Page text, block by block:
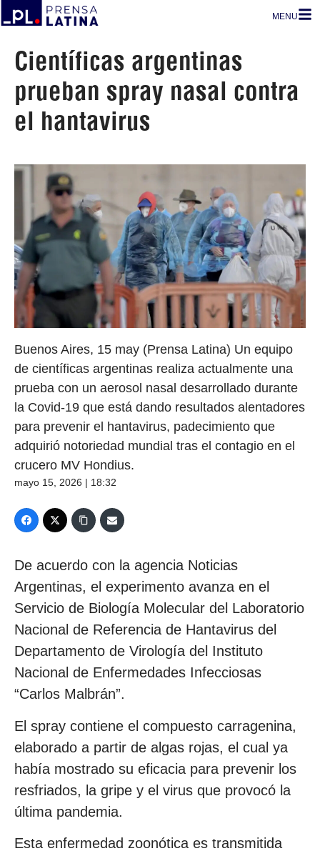
MENU
Científicas argentinas
prueban spray nasal contra
el hantavirus
Buenos Aires, 15 may (Prensa Latina) Un equipo
de científicas argentinas realiza actualmente una
prueba con un aerosol nasal desarrollado durante
la Covid-19 que está dando resultados alentadores
para prevenir el hantavirus, padecimiento que
adquirió notoriedad mundial tras el contagio en el
crucero MV Hondius.
mayo 15, 2026 | 18:32
De acuerdo con la agencia Noticias
Argentinas, el experimento avanza en el
Servicio de Biología Molecular del Laboratorio
Nacional de Referencia de Hantavirus del
Departamento de Virología del Instituto
Nacional de Enfermedades Infecciosas
“Carlos Malbrán”.
El spray contiene el compuesto carragenina,
elaborado a partir de algas rojas, el cual ya
había mostrado su eficacia para prevenir los
resfriados, la gripe y el virus que provocó la
última pandemia.
Esta enfermedad zoonótica es transmitida